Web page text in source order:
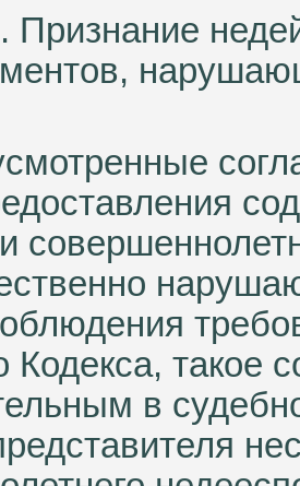
Признание
Кодекса, такое
в